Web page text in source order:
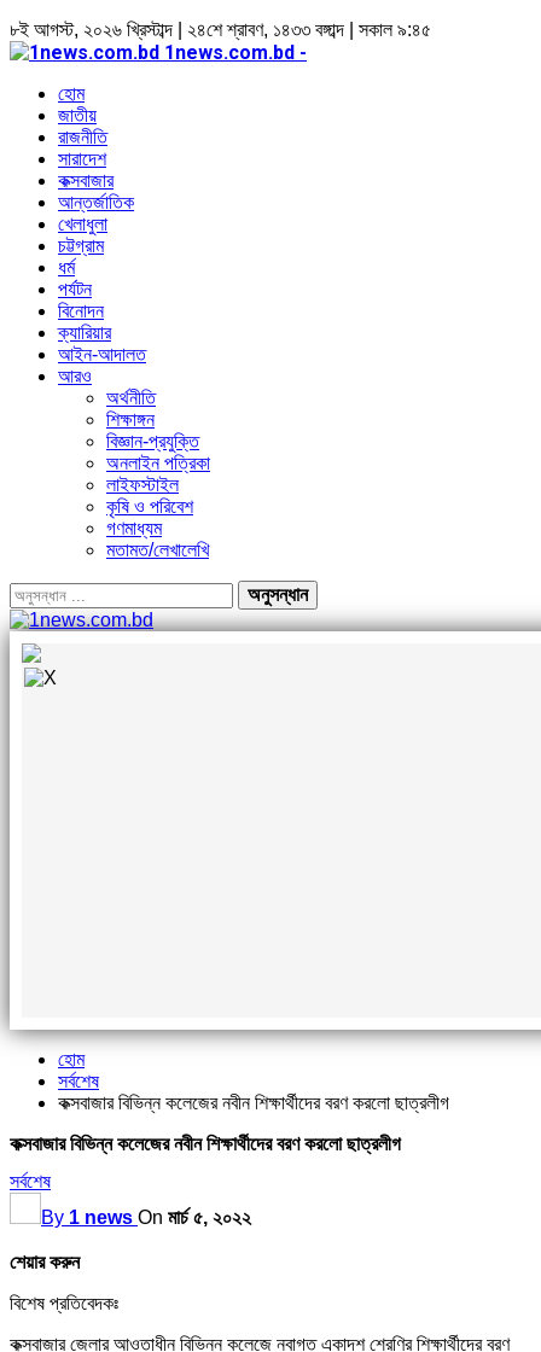
৮ই আগস্ট, ২০২৬ খ্রিস্টাব্দ | ২৪শে শ্রাবণ, ১৪৩৩ বঙ্গাব্দ | সকাল ৯:৪৫
1news.com.bd -
হোম
জাতীয়
রাজনীতি
সারাদেশ
কক্সবাজার
আন্তর্জাতিক
খেলাধুলা
চট্টগ্রাম
ধর্ম
পর্যটন
বিনোদন
ক্যারিয়ার
আইন-আদালত
আরও
অর্থনীতি
শিক্ষাঙ্গন
বিজ্ঞান-প্রযুক্তি
অনলাইন পত্রিকা
লাইফস্টাইল
কৃষি ও পরিবেশ
গণমাধ্যম
মতামত/লেখালেখি
হোম
সর্বশেষ
কক্সবাজার বিভিন্ন কলেজের নবীন শিক্ষার্থীদের বরণ করলো ছাত্রলীগ
কক্সবাজার বিভিন্ন কলেজের নবীন শিক্ষার্থীদের বরণ করলো ছাত্রলীগ
সর্বশেষ
By 1 news On মার্চ ৫, ২০২২
শেয়ার করুন
বিশেষ প্রতিবেদকঃ
কক্সবাজার জেলার আওতাধীন বিভিন্ন কলেজে নবাগত একাদশ শ্রেণির শিক্ষার্থীদের বরণ